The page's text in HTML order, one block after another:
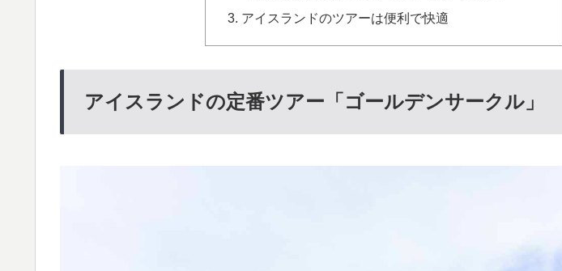
アイスランドのツアーは便利で快適
アイスランドの定番ツアー「ゴールデンサークル」